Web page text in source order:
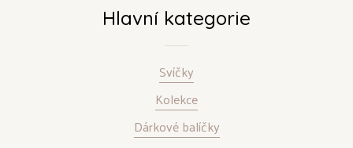
Hlavní kategorie
Svíčky
Kolekce
Dárkové balíčky